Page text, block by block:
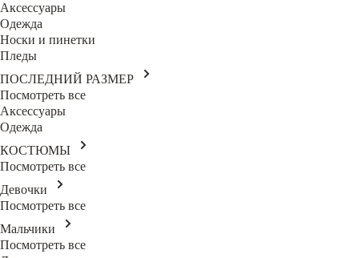
Аксессуары
Одежда
Носки и пинетки
Пледы
ПОСЛЕДНИЙ РАЗМЕР
Посмотреть все
Аксессуары
Одежда
КОСТЮМЫ
Посмотреть все
Девочки
Посмотреть все
Мальчики
Посмотреть все